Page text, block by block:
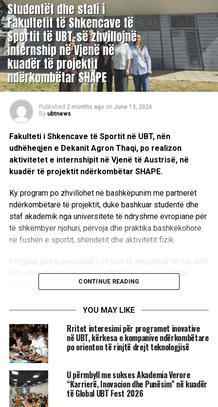
Studentët dhe stafi i
Fakultetit të Shkencave të
Sportit të UBT-së zhvillojnë
internship në Vjenë në
kuadër të projektit
ndërkombëtar SHAPE
Published 2 months ago on June 13, 2026
By ubtnews
Fakulteti i Shkencave të Sportit në UBT, nën
udhëheqjen e Dekanit Agron Thaqi, po realizon
aktivitetet e internshipit në Vjenë të Austrisë, në
kuadër të projektit ndërkombëtar SHAPE.
Ky program po zhvillohet në bashkëpunim me partnerët
ndërkombëtarë të projektit, duke bashkuar studentë dhe
staf akademik nga universitete të ndryshme evropiane për
të shkëmbyer njohuri, përvoja dhe praktika bashkëkohore
në fushën e sportit, shëndetit dhe aktivitetit fizik.
Përgjatë javës, pjesëmarrësit janë të angazhuar në një sërë
aktivitetesh profesionale, përfshirë punëtori praktike,
vizita studimore, sesione trajnimi dhe ligjërata të
aktivitete synojnë avancimin e kompetencave profesionale
përgatitjen për sfidat e tregut ndërkombëtar të punës.
Internshipi në Vjenë paraqet një mundësi të
jashtëzakonshme për studentët e UBT-së që të aplikojnë
në praktikë njohuritë e fituara gjatë studimeve, të krijojnë
rrjete të reja bashkëpunimi me kolegë nga vende të
ndryshme të Evropës dhe të njihen nga afër me modelet
CONTINUE READING
YOU MAY LIKE
Rritet interesimi për programet inovative
në UBT, kërkesa e kompanive ndërkombëtare
po orienton të rinjtë drejt teknologjisë
U përmbyll me sukses Akademia Verore
“Karrierë, Inovacion dhe Punësim” në kuadër
të Global UBT Fest 2026